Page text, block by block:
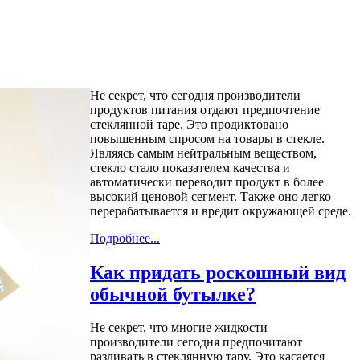
Не секрет, что сегодня производители
продуктов питания отдают предпочтение
стеклянной таре. Это продиктовано
повышенным спросом на товары в стекле.
Являясь самым нейтральным веществом,
стекло стало показателем качества и
автоматически переводит продукт в более
высокий ценовой сегмент. Также оно легко
перерабатывается и вредит окружающей среде.
Подробнее...
Как придать роскошный вид
обычной бутылке?
Не секрет, что многие жидкости
производители сегодня предпочитают
разливать в стеклянную тару. Это касается